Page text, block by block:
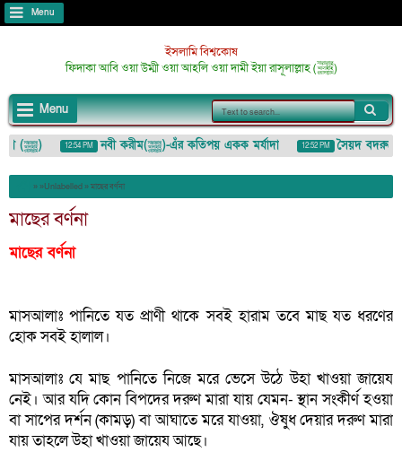
Menu
ইসলামি বিশ্বকোষ
ফিদাকা আবি ওয়া উম্মী ওয়া আহলি ওয়া দামী ইয়া রাসূলাল্লাহ (ﷺ)
Menu
আজমতে মুস্তফা (ﷺ) 12:54 PM নবী করীম(ﷺ)-এঁর কতিপয় একক মর্যাদা 12:52 PM
সৈয়দ বদরুদ্দোজা
» »Unlabelled »মাছের বর্ণনা
মাছের বর্ণনা
মাছের বর্ণনা
মাসআলাঃ পানিতে যত প্রাণী থাকে সবই হারাম তবে মাছ যত ধরণের
হোক সবই হালাল।
মাসআলাঃ যে মাছ পানিতে নিজে মরে ভেসে উঠে উহা খাওয়া জায়েয
নেই। আর যদি কোন বিপদের দরুণ মারা যায় যেমন- স্থান সংকীর্ণ হওয়া
বা সাপের দর্শন (কামড়) বা আঘাতে মরে যাওয়া, ঔষুধ দেয়ার দরুণ মারা
যায় তাহলে উহা খাওয়া জায়েয আছে।